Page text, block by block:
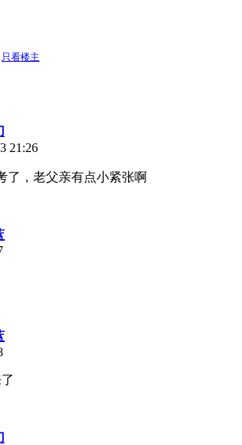
只看楼主
21:26
了，老父亲有点小紧张啊